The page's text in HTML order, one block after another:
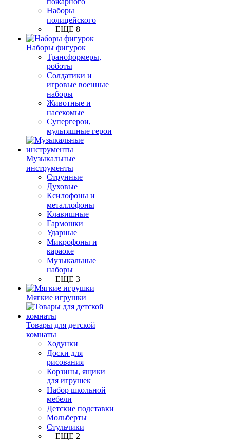
Наборы
полицейского
+ ЕЩЕ 8
Наборы фигурок
Трансформеры,
роботы
Солдатики и
игровые военные
наборы
Животные и
насекомые
Супергерои,
мультяшные герои
Музыкальные
инструменты
Струнные
Духовые
Ксилофоны и
металлофоны
Клавишные
Гармошки
Ударные
Микрофоны и
караоке
Музыкальные
наборы
+ ЕЩЕ 3
Мягкие игрушки
Товары для детской
комнаты
Ходунки
Доски для
рисования
Корзины, ящики
для игрушек
Набор школьной
мебели
Детские подставки
Мольберты
Стульчики
+ ЕЩЕ 2